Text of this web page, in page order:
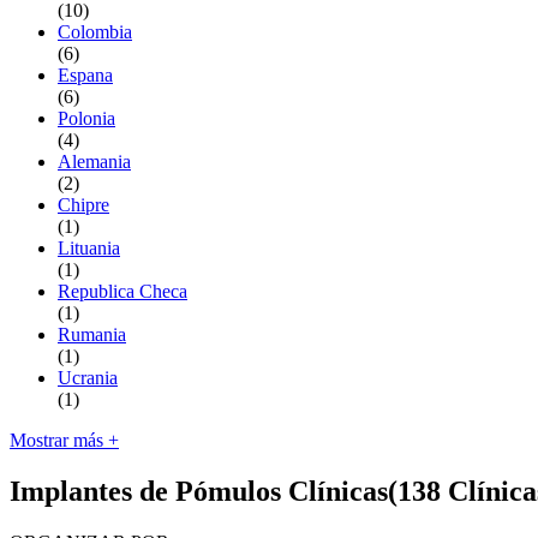
(10)
Colombia
(6)
Espana
(6)
Polonia
(4)
Alemania
(2)
Chipre
(1)
Lituania
(1)
Republica Checa
(1)
Rumania
(1)
Ucrania
(1)
Mostrar más +
Implantes de Pómulos Clínicas(138